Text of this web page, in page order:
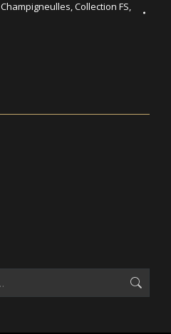
Champigneulles,Collection FS,